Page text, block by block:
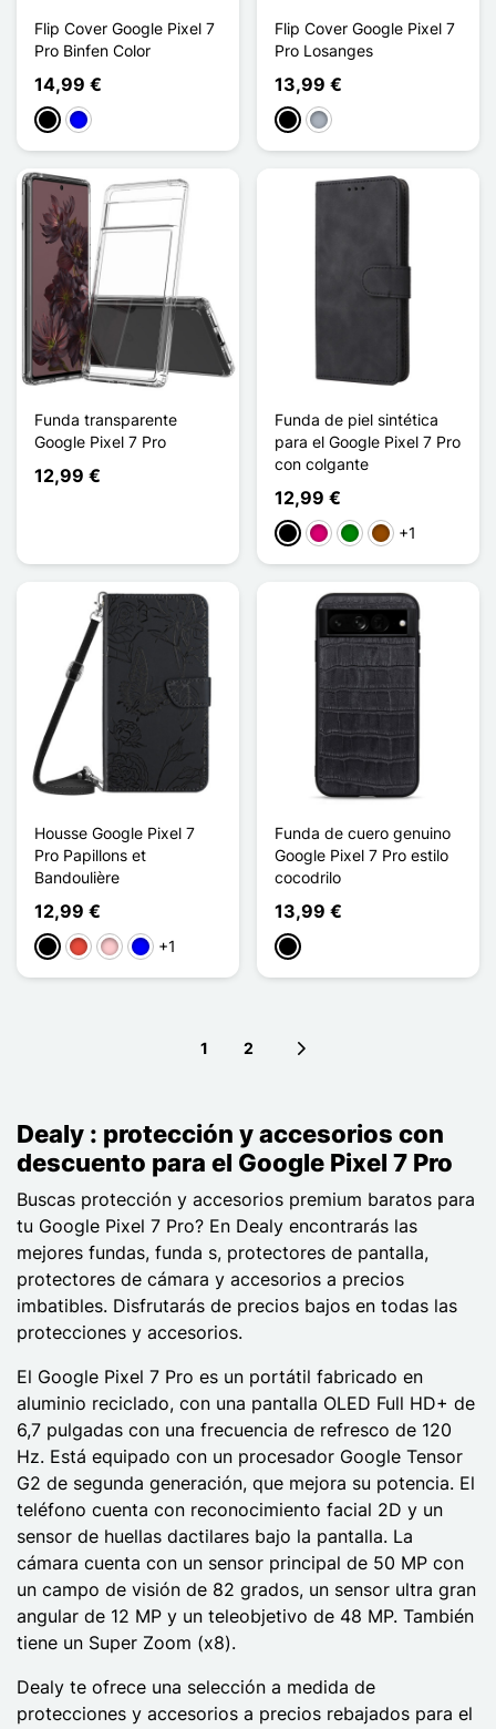
Flip Cover Google Pixel 7
Pro Binfen Color
14,99 €
NegroAzul
Flip Cover Google Pixel 7
Pro Losanges
13,99 €
NegroGris
Funda transparente
Google Pixel 7 Pro
12,99 €
Funda de piel sintética
para el Google Pixel 7 Pro
con colgante
12,99 €
NegroMagenta
VerdeMarrón
+1
Housse Google Pixel 7
Pro Papillons et
Bandoulière
12,99 €
NegroRojoRosaAzul+1
Funda de cuero genuino
Google Pixel 7 Pro estilo
cocodrilo
13,99 €
Negro
1 2
Dealy : protección y accesorios con
descuento para el Google Pixel 7 Pro
Buscas protección y accesorios premium baratos para
tu Google Pixel 7 Pro? En Dealy encontrarás las
mejores fundas, funda s, protectores de pantalla,
protectores de cámara y accesorios a precios
imbatibles. Disfrutarás de precios bajos en todas las
protecciones y accesorios.
El Google Pixel 7 Pro es un portátil fabricado en
aluminio reciclado, con una pantalla OLED Full HD+ de
6,7 pulgadas con una frecuencia de refresco de 120
Hz. Está equipado con un procesador Google Tensor
G2 de segunda generación, que mejora su potencia. El
teléfono cuenta con reconocimiento facial 2D y un
sensor de huellas dactilares bajo la pantalla. La
cámara cuenta con un sensor principal de 50 MP con
un campo de visión de 82 grados, un sensor ultra gran
angular de 12 MP y un teleobjetivo de 48 MP. También
tiene un Super Zoom (x8).
Dealy te ofrece una selección a medida de
protecciones y accesorios a precios rebajados para el